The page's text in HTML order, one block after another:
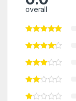
overall